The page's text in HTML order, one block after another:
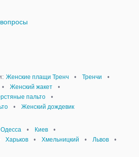
Женские плащи Тренч • Тренчи
•
• Женский жакет
•
пальто
•
• Женский дождевик
Одесса • Киев
•
Харьков • Хмельницкий • Львов
•